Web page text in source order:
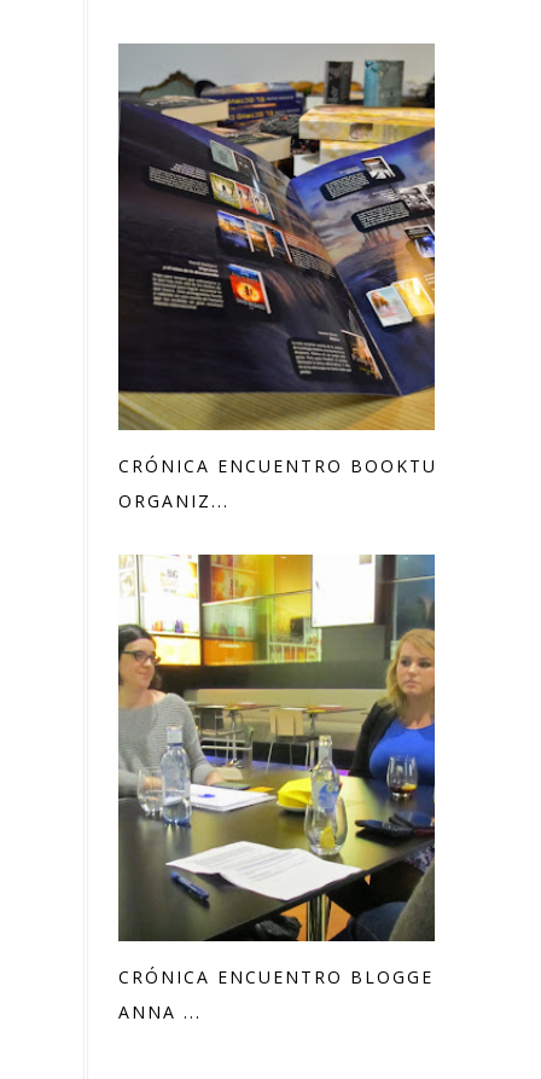
CRÓNICA ENCUENTRO BOOKTUBER
ORGANIZ...
CRÓNICA ENCUENTRO BLOGGER CON
ANNA ...